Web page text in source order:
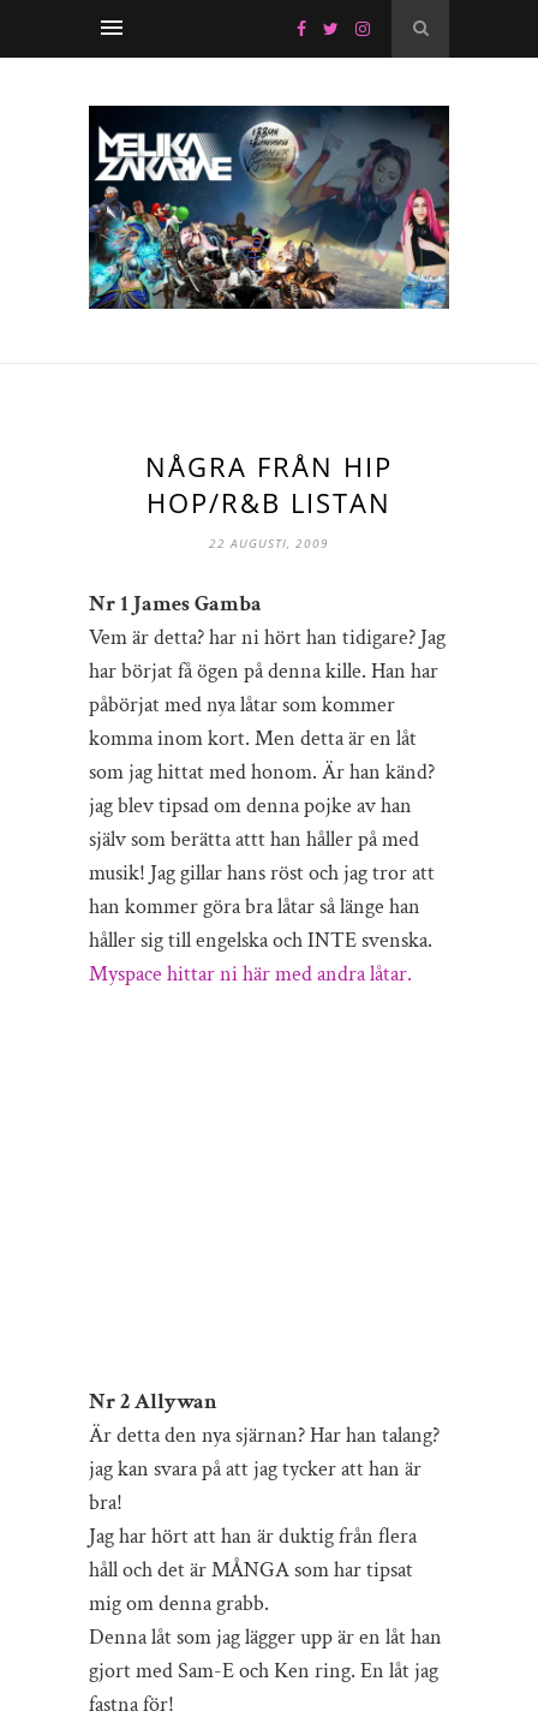
NÅGRA FRÅN HIP
HOP/R&B LISTAN
22 AUGUSTI, 2009
Nr 1 James Gamba
Vem är detta? har ni hört han tidigare? Jag
har börjat få ögen på denna kille. Han har
påbörjat med nya låtar som kommer
komma inom kort. Men detta är en låt
som jag hittat med honom. Är han känd?
jag blev tipsad om denna pojke av han
själv som berätta attt han håller på med
musik! Jag gillar hans röst och jag tror att
han kommer göra bra låtar så länge han
håller sig till engelska och INTE svenska.
Myspace hittar ni här med andra låtar.
Nr 2 Allywan
Är detta den nya sjärnan? Har han talang?
jag kan svara på att jag tycker att han är
bra!
Jag har hört att han är duktig från flera
håll och det är MÅNGA som har tipsat
mig om denna grabb.
Denna låt som jag lägger upp är en låt han
gjort med Sam-E och Ken ring. En låt jag
fastna för!